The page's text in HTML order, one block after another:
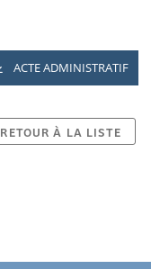
ACTE ADMINISTRATIF
RETOUR À LA LISTE